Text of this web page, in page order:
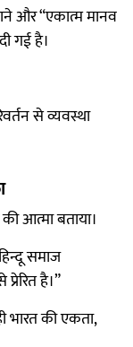
और “एकात्म मानव
गई है।
से व्यवस्था
आत्मा बताया।
समाज
है।”
भारत की एकता,